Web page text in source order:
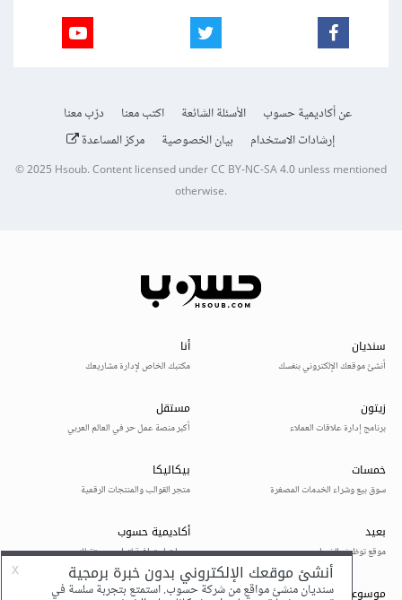
عن أكاديمية حسوب الأسئلة الشائعة اكتب معنا
درّب معنا
إرشادات الاستخدام
بيان الخصوصية مركز المساعدة
© 2025Hsoub.Content licensed underCC BY-NC-SA 4.0unless mentioned
otherwise.